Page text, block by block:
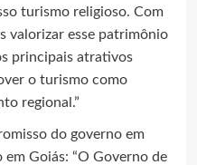
turismo religioso. Com
valorizar esse patrimônio
principais atrativos
o turismo como
regional.”
do governo em
Goiás: “O Governo de